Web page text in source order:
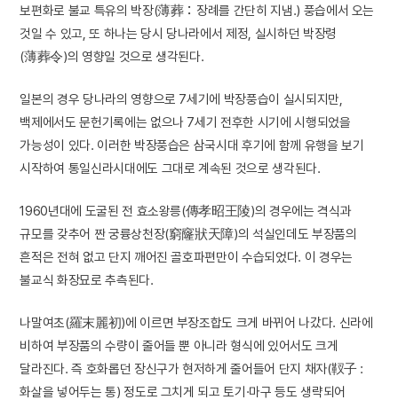
보편화로 불교 특유의 박장(薄葬：장례를 간단히 지냄.) 풍습에서 오는
것일 수 있고, 또 하나는 당시 당나라에서 제정, 실시하던 박장령
(薄葬令)의 영향일 것으로 생각된다.
일본의 경우 당나라의 영향으로 7세기에 박장풍습이 실시되지만,
백제에서도 문헌기록에는 없으나 7세기 전후한 시기에 시행되었을
가능성이 있다. 이러한 박장풍습은 삼국시대 후기에 함께 유행을 보기
시작하여 통일신라시대에도 그대로 계속된 것으로 생각된다.
1960년대에 도굴된 전 효소왕릉(傳孝昭王陵)의 경우에는 격식과
규모를 갖추어 짠 궁륭상천장(窮窿狀天障)의 석실인데도 부장품의
흔적은 전혀 없고 단지 깨어진 골호파편만이 수습되었다. 이 경우는
불교식 화장묘로 추측된다.
나말여초(羅末麗初)에 이르면 부장조합도 크게 바뀌어 나갔다. 신라에
비하여 부장품의 수량이 줄어들 뿐 아니라 형식에 있어서도 크게
달라진다. 즉 호화롭던 장신구가 현저하게 줄어들어 단지 채자(靫子 :
화살을 넣어두는 통) 정도로 그치게 되고 토기·마구 등도 생략되어